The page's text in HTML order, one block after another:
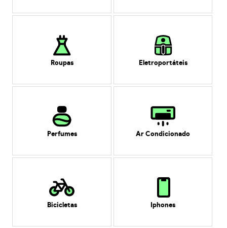
Roupas Eletroportáteis
Perfumes Ar Condicionado
Bicicletas Iphones